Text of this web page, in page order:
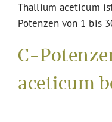
Thallium aceticum
Potenzen von 1 bis
C-
aceticum